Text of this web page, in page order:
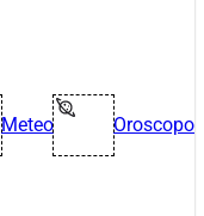
Meteo Oroscopo